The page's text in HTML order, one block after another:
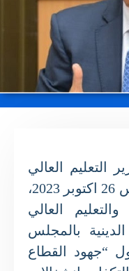
العالي
والبحث العلمي، يوم الخميس 26 اكتوبر 2023،
العالي
بالمجلس
“جهود القطاع